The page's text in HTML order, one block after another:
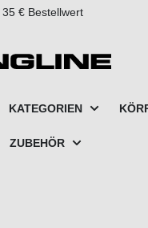
springen
€ Bestellwert
KATEGORIEN
ZUBEHÖR